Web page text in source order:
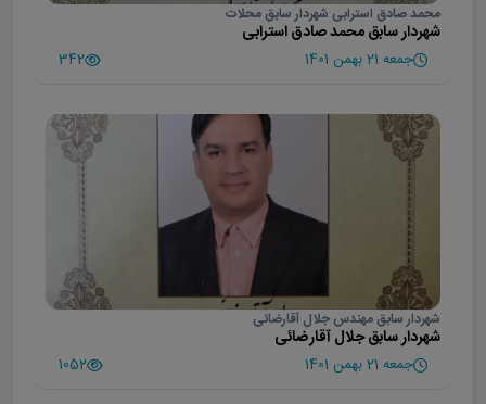
محمد صادق استرابی شهردار سابق محلات
شهردار سابق محمد صادق استرابی
جمعه 21 بهمن 1401 342
شهردار سابق مهندس جلال آقارضائی
شهردار سابق جلال آقارضائی
جمعه 21 بهمن 1401 1052